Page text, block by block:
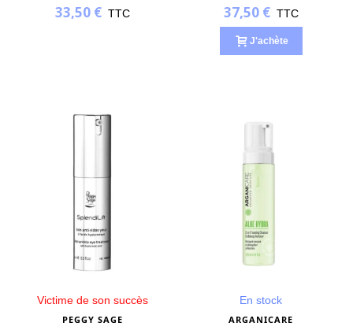
33,50 € TTC 37,50 € TTC
J'achète
Victime de son succès
PEGGY SAGE
En stock
ARGANICARE